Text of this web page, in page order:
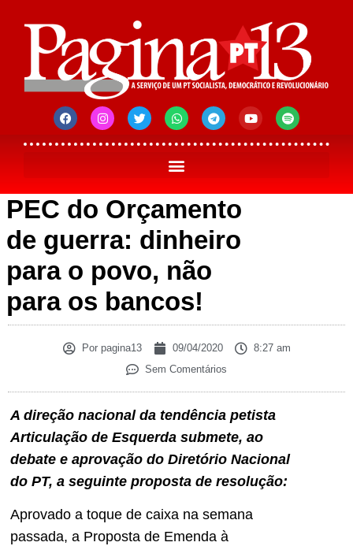
PEC do Orçamento
de guerra: dinheiro
para o povo, não
para os bancos!
Porpagina13 09/04/2020
8:27 am
Sem Comentários
A direção nacional da tendência petista
Articulação de Esquerda submete, ao
debate e aprovação do Diretório Nacional
do PT, a seguinte proposta de resolução:
Aprovado a toque de caixa na semana
passada, a Proposta de Emenda à